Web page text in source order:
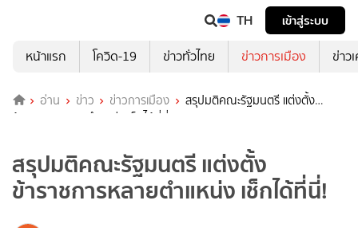
TH
เข้าสู่ระบบ
หน้าแรก
โควิด-19 ข่าวทั่วไทย ข่าวการเมือง ข่าว
อ่าน ข่าว ข่าวการเมือง
สรุปมติคณะรัฐมนตรี แต่งตั้ง
ข้าราชการหลายตำแหน่ง เช็กได้ที่นี่!
สรุปมติคณะรัฐมนตรี แต่งตั้ง
ข้าราชการหลายตำแหน่ง เช็กได้ที่นี่!